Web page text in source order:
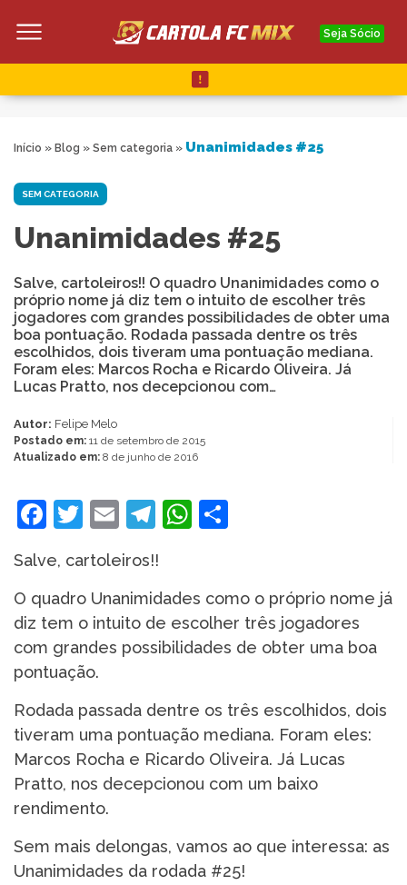
Seja Sócio
Início » Blog » Sem categoria » Unanimidades #25
SEM CATEGORIA
Unanimidades #25
Salve, cartoleiros!! O quadro Unanimidades como o
próprio nome já diz tem o intuito de escolher três
jogadores com grandes possibilidades de obter uma
boa pontuação. Rodada passada dentre os três
escolhidos, dois tiveram uma pontuação mediana.
Foram eles: Marcos Rocha e Ricardo Oliveira. Já
Lucas Pratto, nos decepcionou com…
Autor: Felipe Melo
Postado em: 11 de setembro de 2015
Atualizado em: 8 de junho de 2016
Facebook
Twitter
EmailTelegram
WhatsApp
Salve, cartoleiros!!
O quadro Unanimidades como o próprio nome já
diz tem o intuito de escolher três jogadores
com grandes possibilidades de obter uma boa
pontuação.
Rodada passada dentre os três escolhidos, dois
tiveram uma pontuação mediana. Foram eles:
Marcos Rocha e Ricardo Oliveira. Já Lucas
Pratto, nos decepcionou com um baixo
rendimento.
Sem mais delongas, vamos ao que interessa: as
Unanimidades da rodada #25!